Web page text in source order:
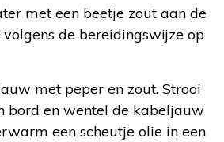
met een beetje zout aan de
volgens de bereidingswijze op
met peper en zout. Strooi
bord en wentel de kabeljauw
een scheutje olie in een